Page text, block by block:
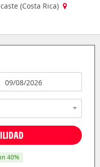
(Costa Rica)
40%